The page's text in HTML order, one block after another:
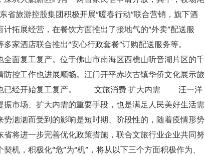
游控股集团积极开展“暖春行动”联合营销，旗下酒
拓展经营，在餐饮方面推出了接地气的“外卖”配送服
多家酒店联合推出“安心行政套餐”订购配送服务等。
面复工复产。位于佛山市南海区西樵山听音湖片区的千
控工作也进展顺畅。江门开平赤坎古镇华侨文化展示旅
也已经开始复工复产。 文旅消费 扩大内需 汪一洋
市场、扩大内需的重要手段，也是满足人民美好生活需
汹汹而受到的影响是短时期、阶段性的，随着疫情形势
将进一步完善优化政策措施，联合文旅行业企业共同努
机，积极化“危”为“机”，将从以下三个方面积极作为、